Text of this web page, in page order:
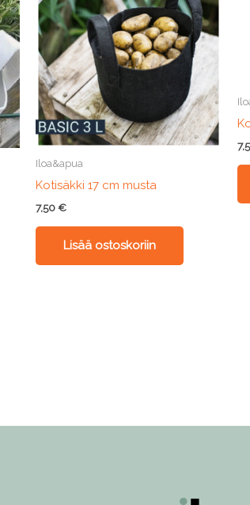
Iloa&apua
Kotisäkki 17 cm musta
7,50€
Lisää ostoskoriin